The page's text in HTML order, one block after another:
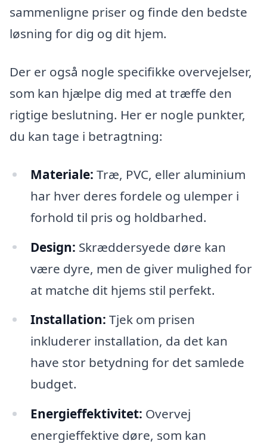
sammenligne priser og finde den bedste
løsning for dig og dit hjem.
Der er også nogle specifikke overvejelser,
som kan hjælpe dig med at træffe den
rigtige beslutning. Her er nogle punkter,
du kan tage i betragtning:
Materiale: Træ, PVC, eller aluminium
har hver deres fordele og ulemper i
forhold til pris og holdbarhed.
Design: Skræddersyede døre kan
være dyre, men de giver mulighed for
at matche dit hjems stil perfekt.
Installation: Tjek om prisen
inkluderer installation, da det kan
have stor betydning for det samlede
budget.
Energieffektivitet: Overvej
energieffektive døre, som kan